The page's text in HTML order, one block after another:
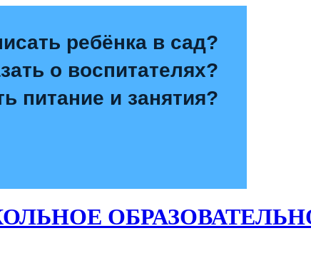
ребёнка в сад?
о воспитателях?
питание и занятия?